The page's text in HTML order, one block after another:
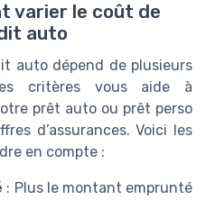
varier le coût de
auto
auto dépend de plusieurs
critères vous aide à
prêt auto ou prêt perso
d’assurances. Voici les
en compte :
: Plus le montant emprunté